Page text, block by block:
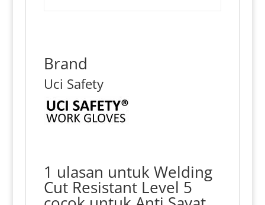
Brand
Uci Safety
1 ulasan untukWelding
Cut Resistant Level 5